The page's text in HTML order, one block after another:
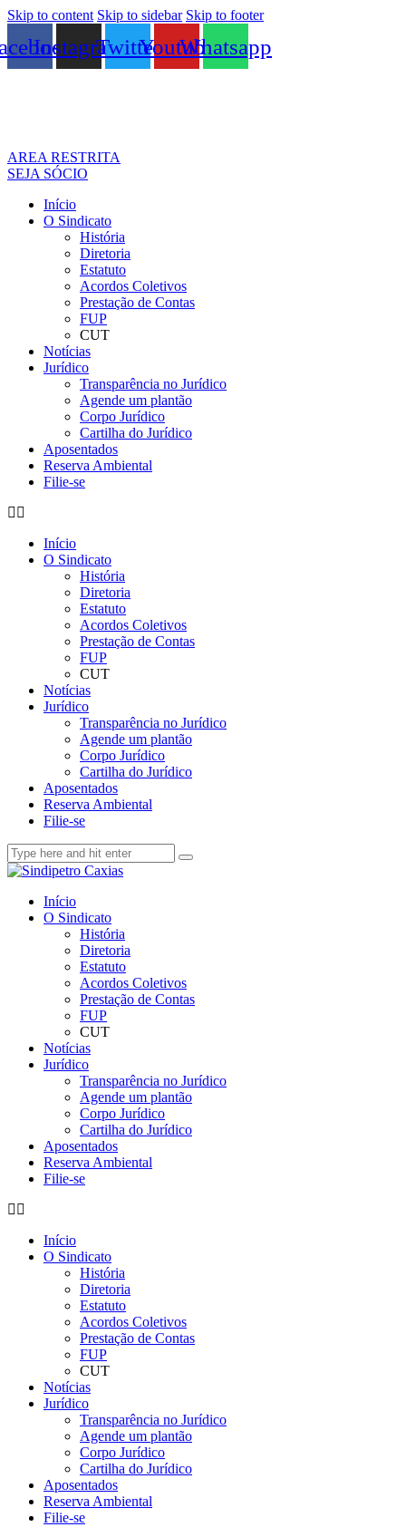
Skip to content Skip to sidebar Skip to footer
InstagramTwitterYoutubeWhatsapp
AREA RESTRITA
SEJA SÓCIO
Início
O Sindicato
História
Diretoria
Estatuto
Acordos Coletivos
Prestação de Contas
FUP
CUT
Notícias
Jurídico
Transparência no Jurídico
Agende um plantão
Corpo Jurídico
Cartilha do Jurídico
Aposentados
Reserva Ambiental
Filie-se
Início
O Sindicato
História
Diretoria
Estatuto
Acordos Coletivos
Prestação de Contas
FUP
CUT
Notícias
Jurídico
Transparência no Jurídico
Agende um plantão
Corpo Jurídico
Cartilha do Jurídico
Aposentados
Reserva Ambiental
Filie-se
Início
O Sindicato
História
Diretoria
Estatuto
Acordos Coletivos
Prestação de Contas
FUP
CUT
Notícias
Jurídico
Transparência no Jurídico
Agende um plantão
Corpo Jurídico
Cartilha do Jurídico
Aposentados
Reserva Ambiental
Filie-se
Início
O Sindicato
História
Diretoria
Estatuto
Acordos Coletivos
Prestação de Contas
FUP
CUT
Notícias
Jurídico
Transparência no Jurídico
Agende um plantão
Corpo Jurídico
Cartilha do Jurídico
Aposentados
Reserva Ambiental
Filie-se